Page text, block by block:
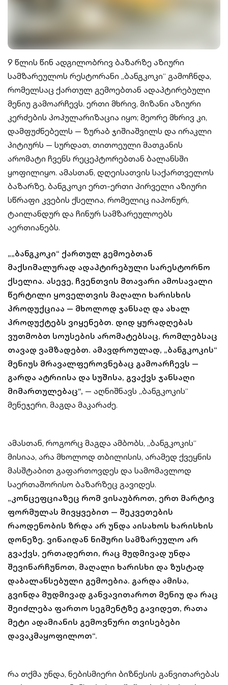
9 წლის წინ ადგილობრივ ბაზარზე აზიური
სამზარეულოს რესტორანი „ბანგკოკი“ გამოჩნდა,
რომელსაც ქართულ გემოებთან ადაპტირებული
მენიუ გამოარჩევს. ერთი მხრივ, მიზანი აზიური
კერძების პოპულარიზაცია იყო; მეორე მხრივ კი,
დამფუძნებელს — ზურაბ ჯიშიაშვილს და ირაკლი
პიტიურს — სურდათ, თითოეული მათგანის
არომატი ჩვენს რეცეპტორებთან ბალანსში
ყოფილიყო. ამასთან, დღეისათვის საქართველოს
ბაზარზე, ბანგკოკი ერთ-ერთი პირველი აზიური
სწრაფი კვების ქსელია, რომელიც იაპონურ,
ტაილანდურ და ჩინურ სამზარეულოებს
აერთიანებს.
„„ბანგკოკი“ ქართულ გემოებთან
მაქსიმალურად ადაპტირებული სარესტორნო
ქსელია. ასევე, ჩვენთვის მთავარი ამოსავალი
წერტილი ყოველთვის მაღალი ხარისხის
პროდუქციაა — მხოლოდ ჯანსაღ და ახალ
პროდუქტებს ვიყენებთ. დიდ ყურადღებას
ვუთმობთ სოუსების არომატებსაც, რომლებსაც
თავად ვამზადებთ. ამავდროულად, „ბანგკოკის“
მენიუს მრავალფეროვნებაც გამოარჩევს —
გარდა ატრიისა და სუშისა, გვაქვს ჯანსაღი
მიმართულებაც“, — აღნიშნავს „ბანგკოკის“
მენეჯერი, მაგდა მაკარაძე.
ამასთან, როგორც მაგდა ამბობს, „ბანგკოკის“
მისიაა, არა მხოლოდ თბილისის, არამედ ქვეყნის
მასშტაბით გაფართოვდეს და სამომავლოდ
საერთაშორისო ბაზარზეც გავიდეს.
„კონცეფციაზეც რომ ვისაუბროთ, ერთ მარტივ
ფორმულას მივყვებით — შეკვეთების
რაოდენობის ზრდა არ უნდა აისახოს ხარისხის
დონეზე. ვინაიდან ნიშური სამზარეულო არ
გვაქვს, ერთადერთი, რაც მუდმივად უნდა
შევინარჩუნოთ, მაღალი ხარისხი და ზუსტად
დაბალანსებული გემოებია. გარდა ამისა,
გვინდა მუდმივად განვავითაროთ მენიუ და რაც
შეიძლება ფართო სეგმენტზე გავიდეთ, რათა
მეტი ადამიანის გემოვნური თვისებები
დავაკმაყოფილოთ“.
რა თქმა უნდა, ნებისმიერი ბიზნესის განვითარებას